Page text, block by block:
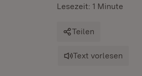
Lesezeit: 1 Minute
Teilen
Text vorlesen